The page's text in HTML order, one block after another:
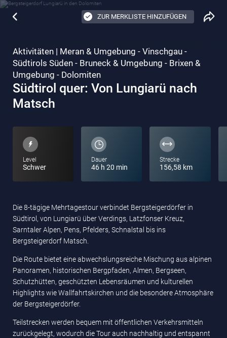
ZUR MERKLISTE HINZUFÜGEN
Aktivitäten | Meran & Umgebung - Vinschgau -
Südtirols Süden - Bruneck & Umgebung - Brixen &
Umgebung - Dolomiten
Südtirol quer: Von Lungiarü nach
Matsch
Level
Schwer
Dauer
46 h 20 min
Strecke
156,58 km
Die 8-tägige Mehrtagestour verbindet Bergsteigerdörfer in
Südtirol, von Lungiarü über Verdings, Latzfonser Kreuz,
Sarntaler Alpen, Pens, Pfelders, Schnalstal bis ins
Bergsteigerdorf Matsch.
Die Route bietet eine abwechslungsreiche Mischung aus alpinen
Panoramen, historischen Bergpfaden, Almen, Bergseen,
Schutzhütten, geschützten Lebensräumen und kulturellen
Highlights wie Wallfahrtskirchen und die besondere Atmosphäre
der Bergsteigerdörfer.
Teilstrecken werden bequem mit öffentlichen Verkehrsmitteln
zurückgelegt, wodurch die Tour auch nachhaltig und entspannt